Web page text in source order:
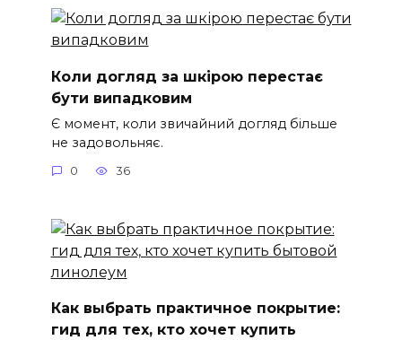
Коли догляд за шкірою перестає
бути випадковим
Є момент, коли звичайний догляд більше
не задовольняє.
0 36
Как выбрать практичное покрытие:
гид для тех, кто хочет купить